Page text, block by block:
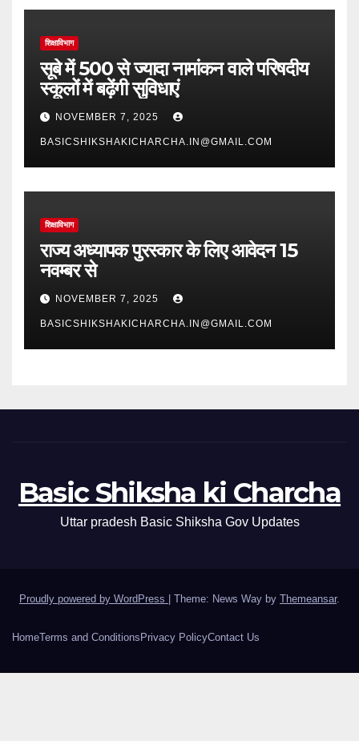
शिक्षाविभाग
सूबे में 500 से ज्यादा नामांकन वाले परिषदीय
स्कूलों में बढ़ेंगी सुविधाएं
NOVEMBER 7, 2025
BASICSHIKSHAKICHARCHA.IN@GMAIL.COM
शिक्षाविभाग
राज्य अध्यापक पुरस्कार के लिए आवेदन 15
नवम्बर से
NOVEMBER 7, 2025
BASICSHIKSHAKICHARCHA.IN@GMAIL.COM
Basic Shiksha ki Charcha
Uttar pradesh Basic Shiksha Gov Updates
Proudly powered by WordPress | Theme: News Way by Themeansar.
HomeTerms and Conditions Privacy PolicyContact Us